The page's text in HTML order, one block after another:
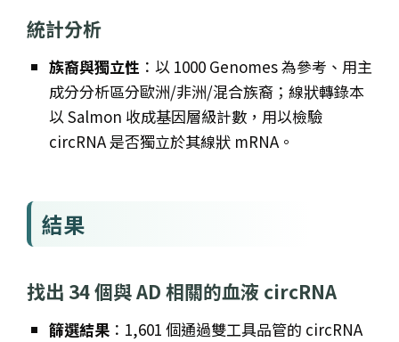
統計分析
族裔與獨立性 ：以 1000 Genomes 為參考、用主
成分分析區分歐洲/非洲/混合族裔；線狀轉錄本
以 Salmon 收成基因層級計數，用以檢驗
circRNA 是否獨立於其線狀 mRNA。
結果
找出 34 個與 AD 相關的血液 circRNA
篩選結果 ：1,601 個通過雙工具品管的 circRNA